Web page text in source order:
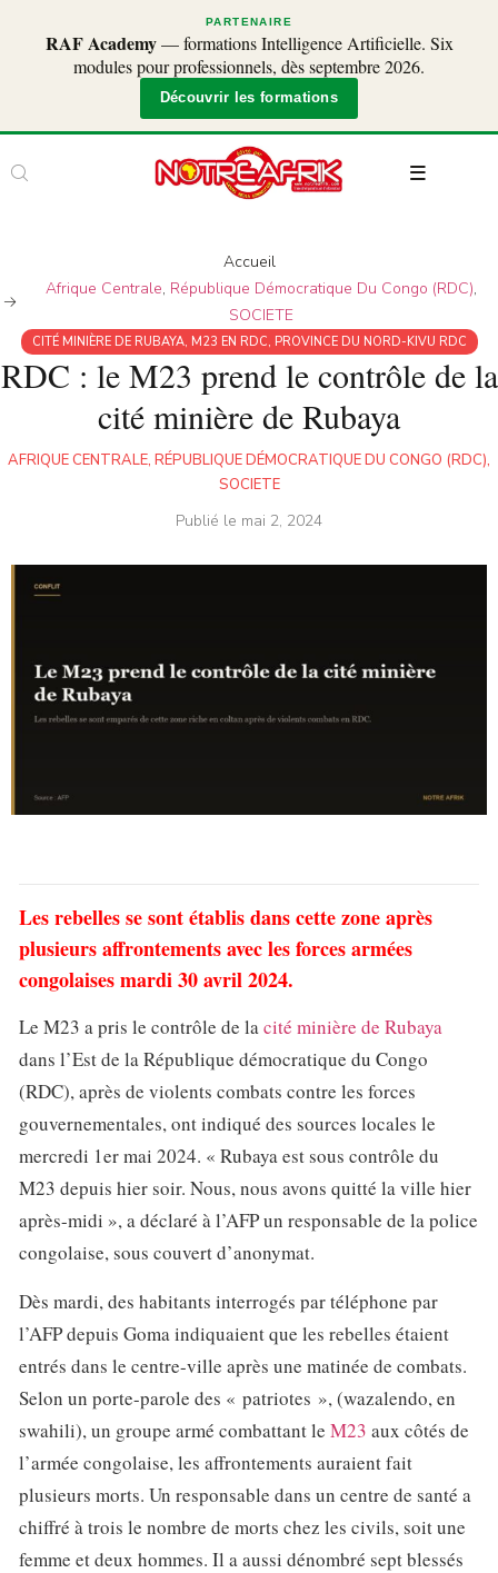
PARTENAIRE
RAF Academy— formations Intelligence Artificielle. Six
modules pour professionnels, dès septembre 2026.
Découvrir les formations
Accueil
Afrique Centrale, République Démocratique Du Congo (RDC),
SOCIETE
CITÉ MINIÈRE DE RUBAYA, M23 EN RDC, PROVINCE DU NORD-KIVU RDC
RDC : le M23 prend le contrôle de la
cité minière de Rubaya
AFRIQUE CENTRALE, RÉPUBLIQUE DÉMOCRATIQUE DU CONGO (RDC),
SOCIETE
Publié le mai 2, 2024
Les rebelles se sont établis dans cette zone après
plusieurs affrontements avec les forces armées
congolaises mardi 30 avril 2024.
Le M23 a pris le contrôle de lacité minière de Rubaya
dans l’Est de la République démocratique du Congo
(RDC), après de violents combats contre les forces
gouvernementales, ont indiqué des sources locales le
mercredi 1er mai 2024. « Rubaya est sous contrôle du
M23 depuis hier soir. Nous, nous avons quitté la ville hier
après-midi », a déclaré à l’AFP un responsable de la police
congolaise, sous couvert d’anonymat.
Dès mardi, des habitants interrogés par téléphone par
l’AFP depuis Goma indiquaient que les rebelles étaient
entrés dans le centre-ville après une matinée de combats.
Selon un porte-parole des « patriotes », (wazalendo, en
swahili), un groupe armé combattant le M23 aux côtés de
l’armée congolaise, les affrontements auraient fait
plusieurs morts. Un responsable dans un centre de santé a
chiffré à trois le nombre de morts chez les civils, soit une
femme et deux hommes. Il a aussi dénombré sept blessés